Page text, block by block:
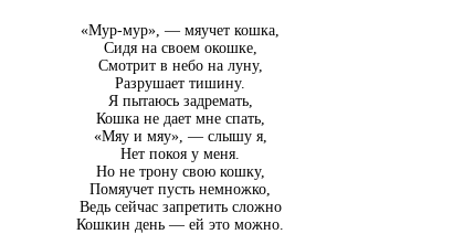
«Мур-мур», — мяучет кошка,
Сидя на своем окошке,
Смотрит в небо на луну,
Разрушает тишину.
Я пытаюсь задремать,
Кошка не дает мне спать,
«Мяу и мяу», — слышу я,
Нет покоя у меня.
Но не трону свою кошку,
Помяучет пусть немножко,
Ведь сейчас запретить сложно
Кошкин день — ей это можно.